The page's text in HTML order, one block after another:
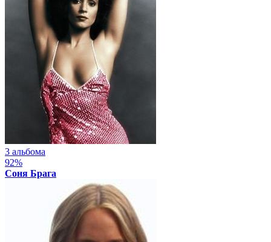
3 альбома
92%
Соня Брага